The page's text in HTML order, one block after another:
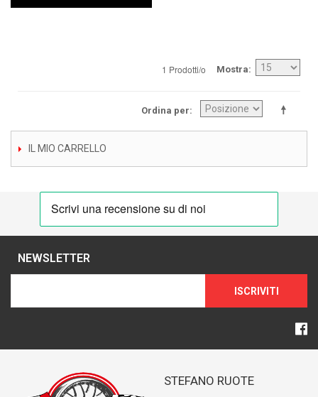
1 Prodotti/o Mostra
Ordina per
IL MIO CARRELLO
NEWSLETTER
ISCRIVITI
STEFANO RUOTE